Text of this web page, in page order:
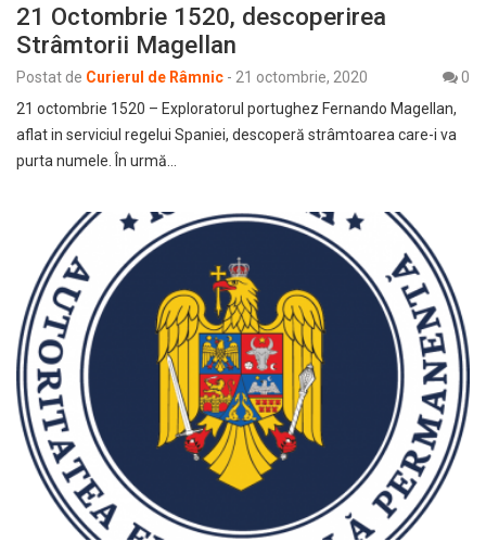
21 Octombrie 1520, descoperirea
Strâmtorii Magellan
Postat de Curierul de Râmnic - 21 octombrie, 2020
0
21 octombrie 1520 – Exploratorul portughez Fernando Magellan,
aflat in serviciul regelui Spaniei, descoperă strâmtoarea care-i va
purta numele. În urmă…